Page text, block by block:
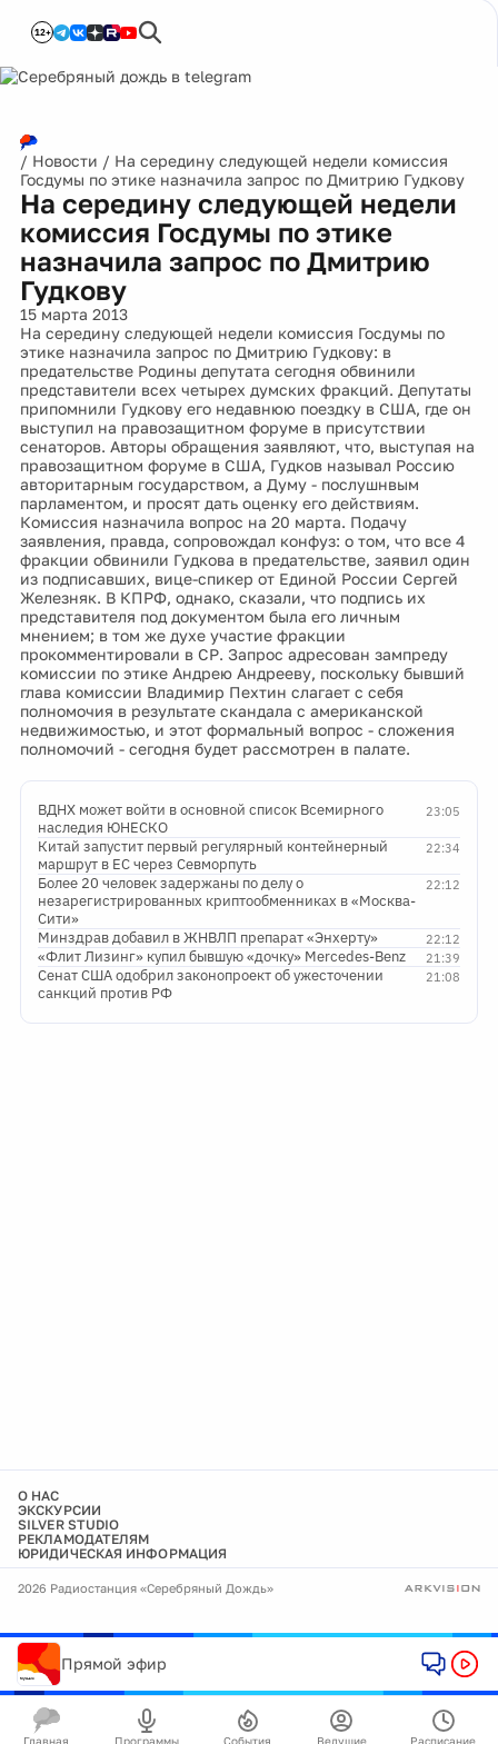
12+
/ Новости / На середину следующей недели комиссия
Госдумы по этике назначила запрос по Дмитрию Гудкову
На середину следующей недели
комиссия Госдумы по этике
назначила запрос по Дмитрию
Гудкову
15 марта 2013
На середину следующей недели комиссия Госдумы по
этике назначила запрос по Дмитрию Гудкову: в
предательстве Родины депутата сегодня обвинили
представители всех четырех думских фракций. Депутаты
припомнили Гудкову его недавнюю поездку в США, где он
выступил на правозащитном форуме в присутствии
сенаторов. Авторы обращения заявляют, что, выступая на
правозащитном форуме в США, Гудков называл Россию
авторитарным государством, а Думу - послушнвым
парламентом, и просят дать оценку его действиям.
Комиссия назначила вопрос на 20 марта. Подачу
заявления, правда, сопровождал конфуз: о том, что все 4
фракции обвинили Гудкова в предательстве, заявил один
из подписавших, вице-спикер от Единой России Сергей
Железняк. В КПРФ, однако, сказали, что подпись их
представителя под документом была его личным
мнением; в том же духе участие фракции
прокомментировали в СР. Запрос адресован зампреду
комиссии по этике Андрею Андрееву, поскольку бывший
глава комиссии Владимир Пехтин слагает с себя
полномочия в результате скандала с американской
недвижимостью, и этот формальный вопрос - сложения
полномочий - сегодня будет рассмотрен в палате.
23:05
ВДНХ может войти в основной список Всемирного
наследия ЮНЕСКО
22:34
Китай запустит первый регулярный контейнерный
маршрут в ЕС через Севморпуть
22:12
Более 20 человек задержаны по делу о
незарегистрированных криптообменниках в «Москва-
Сити»
22:12
Минздрав добавил в ЖНВЛП препарат «Энхерту»
21:39
«Флит Лизинг» купил бывшую «дочку» Mercedes-Benz
21:08
Сенат США одобрил законопроект об ужесточении
санкций против РФ
О НАС
ЭКСКУРСИИ
SILVER STUDIO
РЕКЛАМОДАТЕЛЯМ
ЮРИДИЧЕСКАЯ ИНФОРМАЦИЯ
2026 Радиостанция «Серебряный Дождь»
Прямой эфир
Главная Программы События Ведущие Расписание